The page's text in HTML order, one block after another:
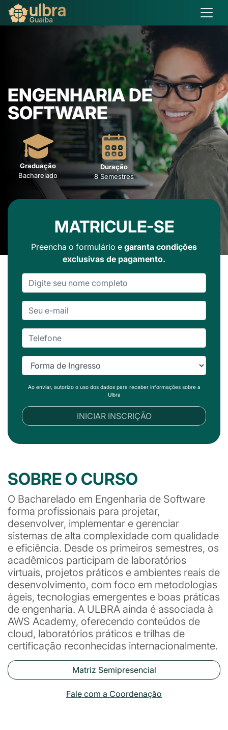
ENGENHARIA DE
SOFTWARE
Graduação
Bacharelado
Duração
8 Semestres
MATRICULE-SE
Preencha o formulário e garanta condições
exclusivas de pagamento.
Ao enviar, autorizo o uso dos dados para receber informações sobre a
Ulbra
INICIAR INSCRIÇÃO
SOBRE O CURSO
O Bacharelado em Engenharia de Software
forma profissionais para projetar,
desenvolver, implementar e gerenciar
sistemas de alta complexidade com qualidade
e eficiência. Desde os primeiros semestres, os
acadêmicos participam de laboratórios
virtuais, projetos práticos e ambientes reais de
desenvolvimento, com foco em metodologias
ágeis, tecnologias emergentes e boas práticas
de engenharia. A ULBRA ainda é associada à
AWS Academy, oferecendo conteúdos de
cloud, laboratórios práticos e trilhas de
certificação reconhecidas internacionalmente.
Matriz Semipresencial
Fale com a Coordenação